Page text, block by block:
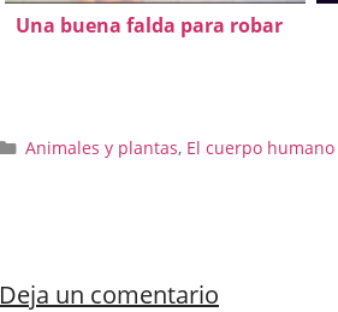
Una buena falda para robar
Categorías
Animales y plantas, El cuerpo humano
Deja un comentario